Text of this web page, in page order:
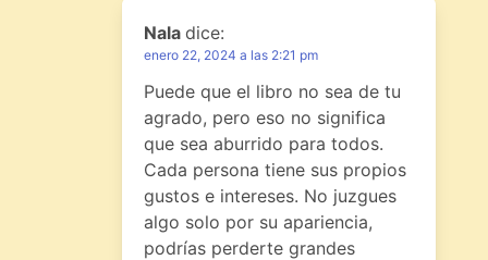
Nala dice:
enero 22, 2024 a las 2:21 pm
Puede que el libro no sea de tu
agrado, pero eso no significa
que sea aburrido para todos.
Cada persona tiene sus propios
gustos e intereses. No juzgues
algo solo por su apariencia,
podrías perderte grandes